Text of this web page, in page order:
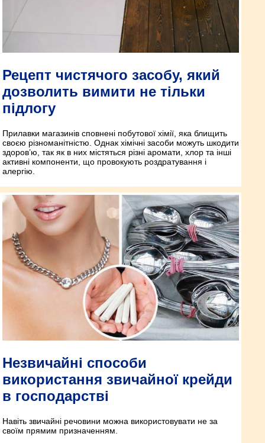
Рецепт чистячого засобу, який
дозволить вимити не тільки
підлогу
Прилавки магазинів сповнені побутової хімії, яка блищить
своєю різноманітністю. Однак хімічні засоби можуть шкодити
здоров’ю, так як в них містяться різні аромати, хлор та інші
активні компоненти, що провокують роздратування і
алергію.
Незвичайні способи
використання звичайної крейди
в господарстві
Навіть звичайні речовини можна використовувати не за
своїм прямим призначенням.